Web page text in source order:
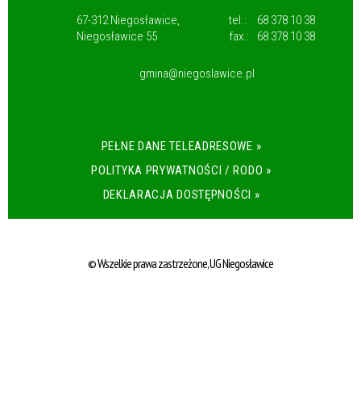
67-312 Niegosławice,
Niegosławice 55
tel.:
68 378 10 38
fax.:
68 378 10 38
gmina@niegoslawice.pl
PEŁNE DANE TELEADRESOWE »
POLITYKA PRYWATNOŚCI / RODO »
DEKLARACJA DOSTĘPNOŚCI »
© Wszelkie prawa zastrzeżone, UG Niegosławice